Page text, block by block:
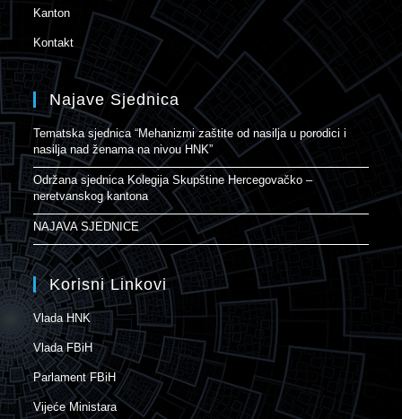
Kanton
Kontakt
Najave Sjednica
Tematska sjednica “Mehanizmi zaštite od nasilja u porodici i
nasilja nad ženama na nivou HNK”
Održana sjednica Kolegija Skupštine Hercegovačko –
neretvanskog kantona
NAJAVA SJEDNICE
Korisni Linkovi
Vlada HNK
Vlada FBiH
Parlament FBiH
Vijeće Ministara